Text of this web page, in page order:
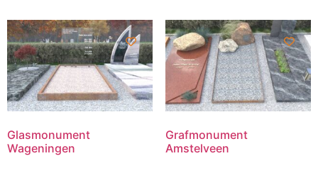
Glasmonument
Wageningen
Grafmonument
Amstelveen